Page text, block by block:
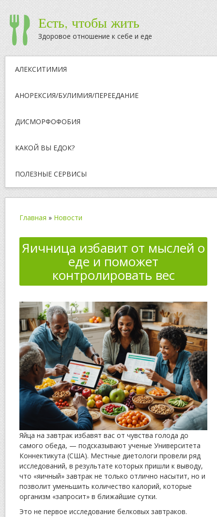
Есть, чтобы жить
Здоровое отношение к себе и еде
АЛЕКСИТИМИЯ
АНОРЕКСИЯ/БУЛИМИЯ/ПЕРЕЕДАНИЕ
ДИСМОРФОФОБИЯ
КАКОЙ ВЫ ЕДОК?
ПОЛЕЗНЫЕ СЕРВИСЫ
Главная » Новости
Яичница избавит от мыслей о
еде и поможет
контролировать вес
Яйца на завтрак избавят вас от чувства голода до
самого обеда, — подсказывают ученые Университета
Коннектикута (США). Местные диетологи провели ряд
исследований, в результате которых пришли к выводу,
что «яичный» завтрак не только отлично насытит, но и
позволит уменьшить количество калорий, которые
организм «запросит» в ближайшие сутки.
Это не первое исследование белковых завтраков.